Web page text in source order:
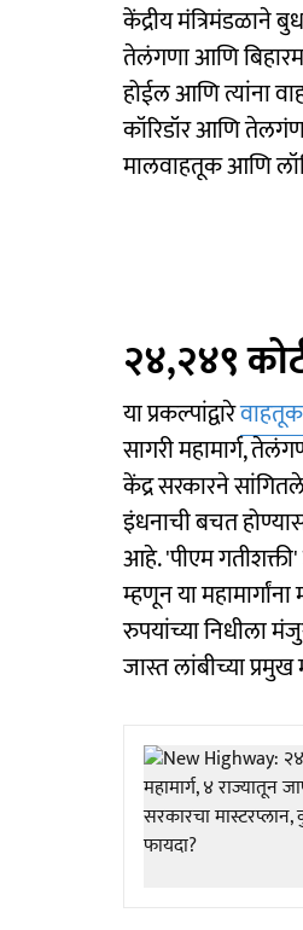
केंद्रीय मंत्रिमंडळाने
तेलंगणा आणि
होईल आणि त्यांना
कॉरिडॉर आणि
मालवाहतूक आणि
२४,२४९
या प्रकल्पांद्वारे
सागरी महामार्ग,
केंद्र सरकारने
इंधनाची बचत
आहे. 'पीएम गतीशक्ती'
म्हणून या
रुपयांच्या निधीला
जास्त लांबीच्या प्रमुख